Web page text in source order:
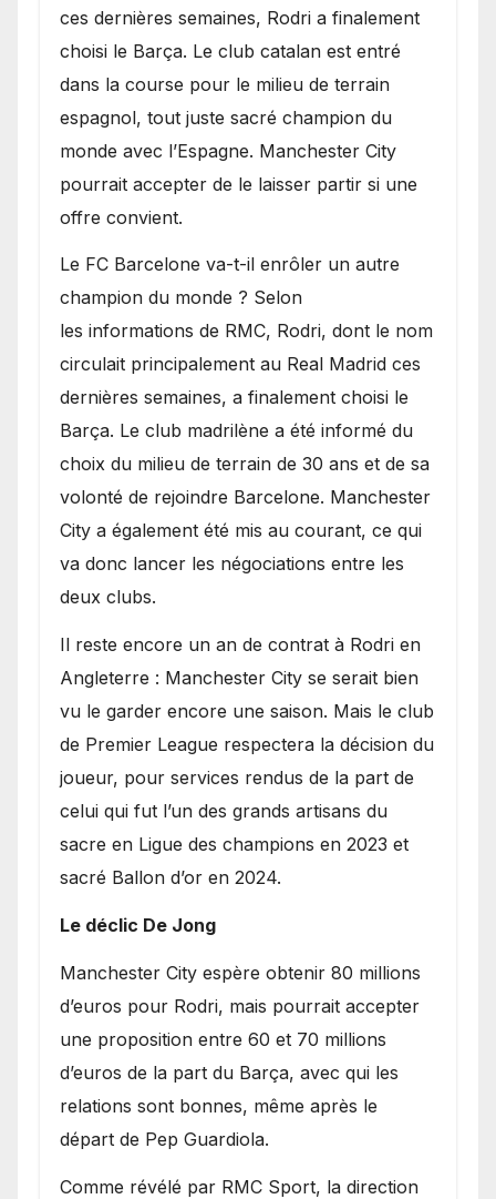
transferts.
ces dernières semaines, Rodri a finalement
choisi le Barça. Le club catalan est entré
dans la course pour le milieu de terrain
espagnol, tout juste sacré champion du
monde avec l’Espagne. Manchester City
pourrait accepter de le laisser partir si une
offre convient.
​Le FC Barcelone va-t-il enrôler un autre
champion du monde ? Selon
les informations de RMC, Rodri, dont le nom
circulait principalement au Real Madrid ces
dernières semaines, a finalement choisi le
Barça. Le club madrilène a été informé du
choix du milieu de terrain de 30 ans et de sa
volonté de rejoindre Barcelone. Manchester
City a également été mis au courant, ce qui
va donc lancer les négociations entre les
deux clubs.
​Il reste encore un an de contrat à Rodri en
Angleterre : Manchester City se serait bien
vu le garder encore une saison. Mais le club
de Premier League respectera la décision du
joueur, pour services rendus de la part de
celui qui fut l’un des grands artisans du
sacre en Ligue des champions en 2023 et
sacré Ballon d’or en 2024.
Le déclic De Jong
​Manchester City espère obtenir 80 millions
d’euros pour Rodri, mais pourrait accepter
une proposition entre 60 et 70 millions
d’euros de la part du Barça, avec qui les
relations sont bonnes, même après le
départ de Pep Guardiola.
​Comme révélé par RMC Sport, la direction